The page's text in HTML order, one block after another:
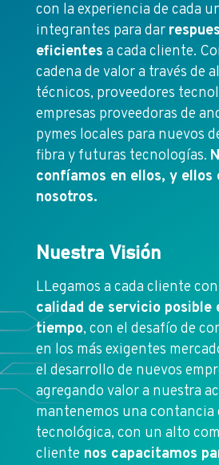
con la experiencia de cada
integrantes para dar
eficientes a cada cliente.
cadena de valor a través de
técnicos, proveedores
empresas proveedoras de
pymes locales para nuevos
fibra y futuras tecnologías.
confíamos en ellos, y ellos
nosotros.
Nuestra Visión
LLegamos a cada cliente
calidad de servicio posible
tiempo, con el desafío de
en los más exigentes
el desarrollo de nuevos
agregando valor a nuestra
mantenemos una
tecnológica, con un alto
cliente nos capacitamos